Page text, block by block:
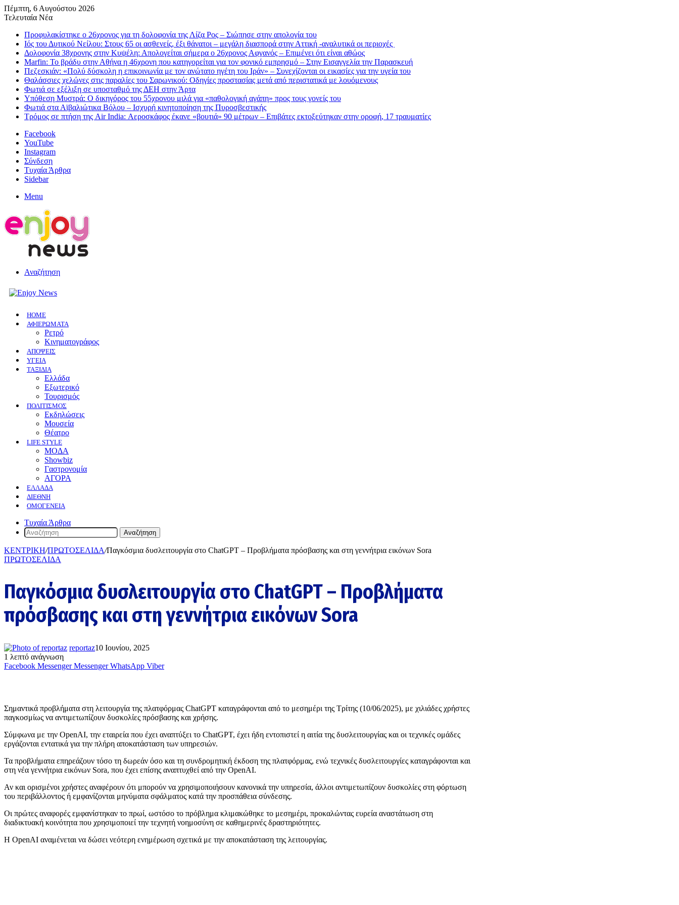
Πέμπτη, 6 Αυγούστου 2026
Τελευταία Νέα
Προφυλακίστηκε ο 26χρονος για τη δολοφονία της Λίζα Ρος – Σιώπησε στην απολογία του
Ιός του Δυτικού Νείλου: Στους 65 οι ασθενείς, έξι θάνατοι – μεγάλη διασπορά στην Αττική -αναλυτικά οι περιοχές
Δολοφονία 38χρονης στην Κυψέλη: Απολογείται σήμερα ο 26χρονος Αφγανός – Επιμένει ότι είναι αθώος
Marfin: Το βράδυ στην Αθήνα η 46χρονη που κατηγορείται για τον φονικό εμπρησμό – Στην Εισαγγελία την Παρασκευή
Πεζεσκιάν: «Πολύ δύσκολη η επικοινωνία με τον ανώτατο ηγέτη του Ιράν» – Συνεχίζονται οι εικασίες για την υγεία του
Θαλάσσιες χελώνες στις παραλίες του Σαρωνικού: Οδηγίες προστασίας μετά από περιστατικά με λουόμενους
Φωτιά σε εξέλιξη σε υποσταθμό της ΔΕΗ στην Άρτα
Υπόθεση Μυστρά: Ο δικηγόρος του 55χρονου μιλά για «παθολογική αγάπη» προς τους γονείς του
Φωτιά στα Αϊβαλιώτικα Βόλου – Ισχυρή κινητοποίηση της Πυροσβεστικής
Τρόμος σε πτήση της Air India: Αεροσκάφος έκανε «βουτιά» 90 μέτρων – Επιβάτες εκτοξεύτηκαν στην οροφή, 17 τραυματίες
Facebook
YouTube
Instagram
Σύνδεση
Τυχαία Άρθρα
Sidebar
Menu
Αναζήτηση
HOME
ΑΦΙΕΡΩΜΑΤΑ
Ρετρό
Κινηματογράφος
ΑΠΟΨΕΙΣ
ΥΓΕΙΑ
ΤΑΞΙΔΙΑ
Ελλάδα
Εξωτερικό
Τουρισμός
ΠΟΛΙΤΙΣΜΟΣ
Eκδηλώσεις
Mουσεία
Θέατρο
LIFE STYLE
ΜΟΔΑ
Showbiz
Γαστρονομία
ΑΓΟΡΑ
ΕΛΛΆΔΑ
ΔΙΕΘΝΉ
ΟΜΟΓΈΝΕΙΑ
Τυχαία Άρθρα
Αναζήτηση
ΚΕΝΤΡΙΚΗ/ΠΡΩΤΟΣΕΛΙΔΑ/Παγκόσμια δυσλειτουργία στο ChatGPT – Προβλήματα πρόσβασης και στη γεννήτρια εικόνων Sora
ΠΡΩΤΟΣΕΛΙΔΑ
Παγκόσμια δυσλειτουργία στο ChatGPT – Προβλήματα
πρόσβασης και στη γεννήτρια εικόνων Sora
reportaz10 Ιουνίου, 2025
1 λεπτό ανάγνωση
Facebook Messenger Messenger WhatsApp Viber
Σημαντικά προβλήματα στη λειτουργία της πλατφόρμας ChatGPT καταγράφονται από το μεσημέρι της Τρίτης (10/06/2025), με χιλιάδες χρήστες
παγκοσμίως να αντιμετωπίζουν δυσκολίες πρόσβασης και χρήσης.
Σύμφωνα με την OpenAI, την εταιρεία που έχει αναπτύξει το ChatGPT, έχει ήδη εντοπιστεί η αιτία της δυσλειτουργίας και οι τεχνικές ομάδες
εργάζονται εντατικά για την πλήρη αποκατάσταση των υπηρεσιών.
Τα προβλήματα επηρεάζουν τόσο τη δωρεάν όσο και τη συνδρομητική έκδοση της πλατφόρμας, ενώ τεχνικές δυσλειτουργίες καταγράφονται και
στη νέα γεννήτρια εικόνων Sora, που έχει επίσης αναπτυχθεί από την OpenAI.
Αν και ορισμένοι χρήστες αναφέρουν ότι μπορούν να χρησιμοποιήσουν κανονικά την υπηρεσία, άλλοι αντιμετωπίζουν δυσκολίες στη φόρτωση
του περιβάλλοντος ή εμφανίζονται μηνύματα σφάλματος κατά την προσπάθεια σύνδεσης.
Οι πρώτες αναφορές εμφανίστηκαν το πρωί, ωστόσο το πρόβλημα κλιμακώθηκε το μεσημέρι, προκαλώντας ευρεία αναστάτωση στη
διαδικτυακή κοινότητα που χρησιμοποιεί την τεχνητή νοημοσύνη σε καθημερινές δραστηριότητες.
Η OpenAI αναμένεται να δώσει νεότερη ενημέρωση σχετικά με την αποκατάσταση της λειτουργίας.